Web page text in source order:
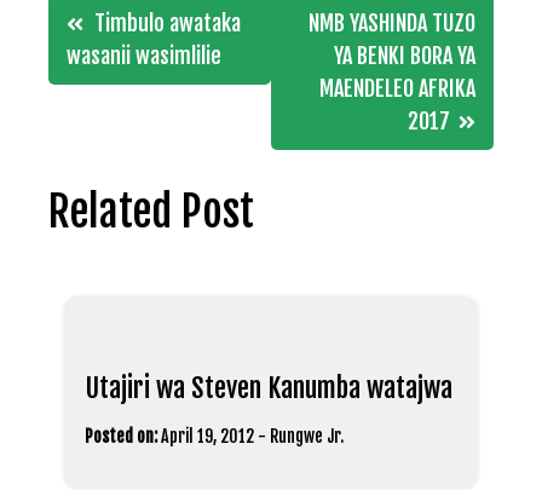
Post
navigation
Timbulo awataka
wasanii wasimlilie
NMB YASHINDA TUZO
YA BENKI BORA YA
MAENDELEO AFRIKA
2017
Related Post
Utajiri wa Steven Kanumba watajwa
Posted on:April 19, 2012 - Rungwe Jr.